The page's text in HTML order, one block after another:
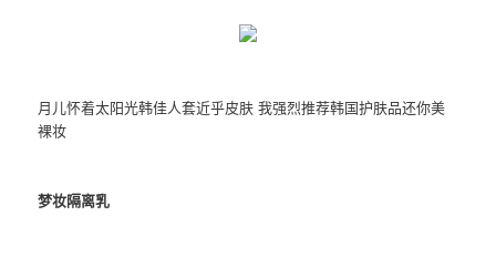
月儿怀着太阳光韩佳人套近乎皮肤 我强烈推荐韩国护肤品还你美
裸妆
梦妆隔离乳